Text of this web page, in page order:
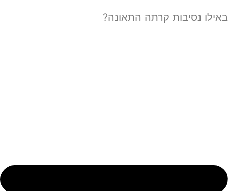
באילו נסיבות קרתה התאונה?